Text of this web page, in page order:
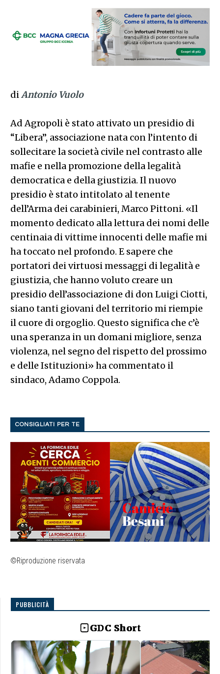
di Antonio Vuolo
Ad Agropoli è stato attivato un presidio di
“Libera”, associazione nata con l’intento di
sollecitare la società civile nel contrasto alle
mafie e nella promozione della legalità
democratica e della giustizia. Il nuovo
presidio è stato intitolato al tenente
dell’Arma dei carabinieri, Marco Pittoni. «Il
momento dedicato alla lettura dei nomi delle
centinaia di vittime innocenti delle mafie mi
ha toccato nel profondo. E sapere che
portatori dei virtuosi messaggi di legalità e
giustizia, che hanno voluto creare un
presidio dell’associazione di don Luigi Ciotti,
siano tanti giovani del territorio mi riempie
il cuore di orgoglio. Questo significa che c’è
una speranza in un domani migliore, senza
violenza, nel segno del rispetto del prossimo
e delle Istituzioni» ha commentato il
sindaco, Adamo Coppola.
CONSIGLIATI PER TE
©Riproduzione riservata
PUBBLICITÀ
GDC Short